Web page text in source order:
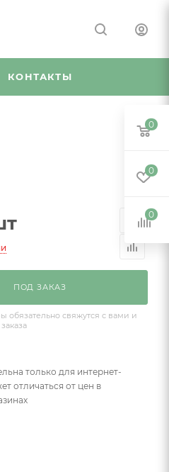
КОНТАКТЫ
ПОД ЗАКАЗ
свяжутся с вами и
только для интернет-
отличаться от цен в
0
0
0